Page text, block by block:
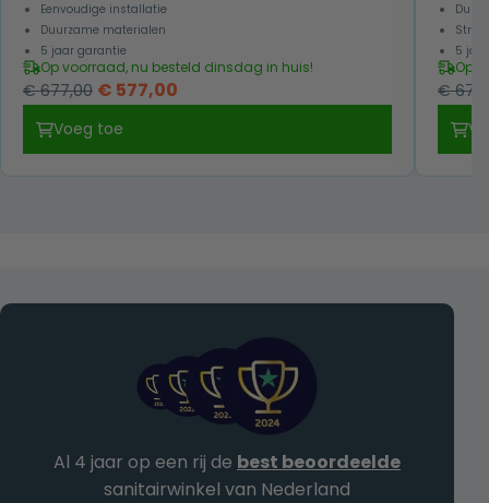
Eenvoudige installatie
Duurzame materialen
5 jaar garantie
Op voorraad, nu besteld dinsdag in huis!
€677,00 Oorspronkelijke
€ 677,00.
€ 577,00
€ 577,00.
Voeg toe
5
Op
€
Al 4 jaar op een rij de best beoordeelde
sanitairwinkel van Nederland